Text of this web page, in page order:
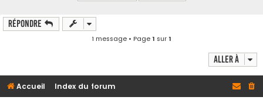
Répondre
1 message • Page1 sur1
Aller à
Accueil Index du forum